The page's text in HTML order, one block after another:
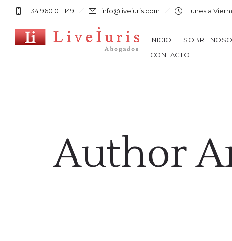
+34 960 011 149 info@liveiuris.com Lunes a
INICIO SOBRE
CONTACTO
Author